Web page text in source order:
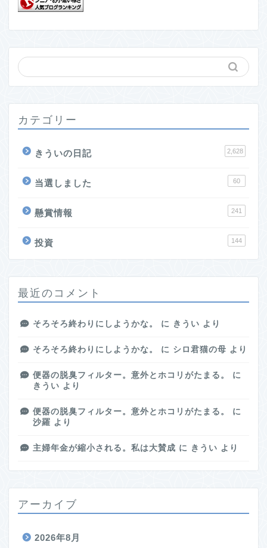
カテゴリー
きういの日記 2,628
当選しました 60
懸賞情報 241
投資 144
最近のコメント
そろそろ終わりにしようかな。 に きうい より
そろそろ終わりにしようかな。 に シロ君猫の母 より
便器の脱臭フィルター。意外とホコリがたまる。
に
きうい より
便器の脱臭フィルター。意外とホコリがたまる。
に
沙羅 より
主婦年金が縮小される。私は大賛成 に きうい より
アーカイブ
2026年8月